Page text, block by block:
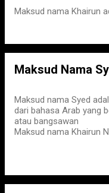
Maksud nama Khairun
Maksud Nama
Maksud nama Syed
dari bahasa Arab yang
atau bangsawan
Maksud nama Khairun